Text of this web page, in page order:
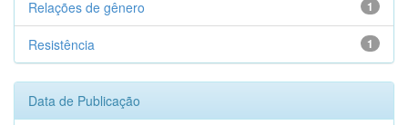
1
Relações de gênero
1
Resistência
Data de Publicação